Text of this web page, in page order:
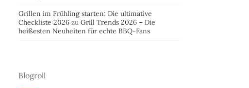
Grillen im Frühling starten: Die ultimative
Checkliste 2026zu Grill Trends 2026 – Die
heißesten Neuheiten für echte BBQ-Fans
Blogroll